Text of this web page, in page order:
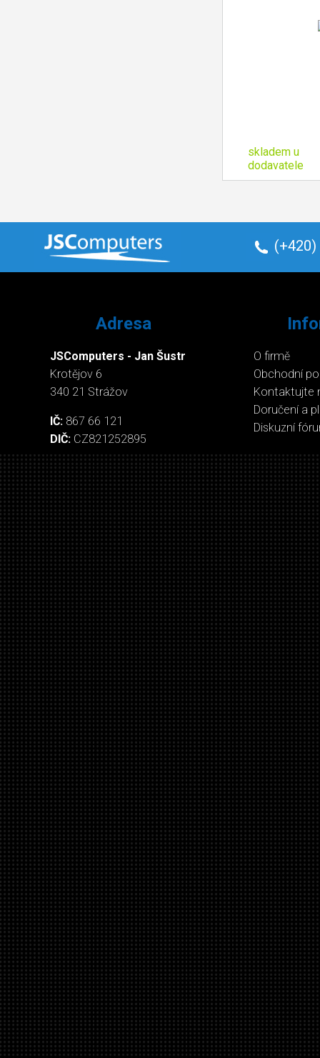
skladem u
dodavatele
(+420)
Adresa
JSComputers - Jan Šustr
Krotějov 6
340 21 Strážov
IČ: 867 66 121
DIČ: CZ821252895
O firmě
Obchodní
Kontaktujte
Doručení a
Diskuzní